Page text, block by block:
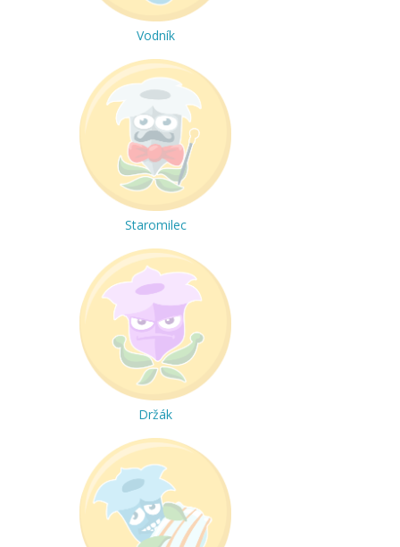
Vodník
Staromilec
Držák